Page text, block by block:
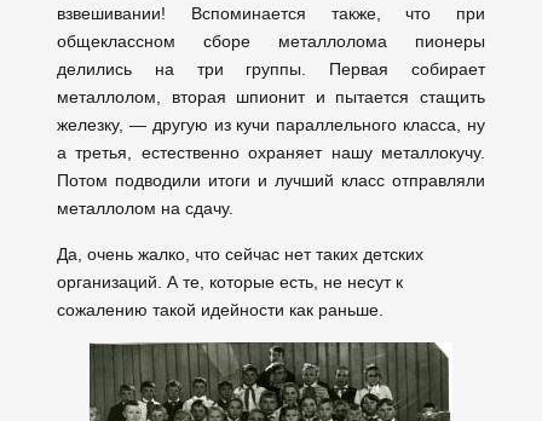
взвешивании! Вспоминается также, что при
общеклассном сборе металлолома пионеры
делились на три группы. Первая собирает
металлолом, вторая шпионит и пытается стащить
железку, — другую из кучи параллельного класса, ну
а третья, естественно охраняет нашу металлокучу.
Потом подводили итоги и лучший класс отправляли
металлолом на сдачу.
Да, очень жалко, что сейчас нет таких детских
организаций. А те, которые есть, не несут к
сожалению такой идейности как раньше.